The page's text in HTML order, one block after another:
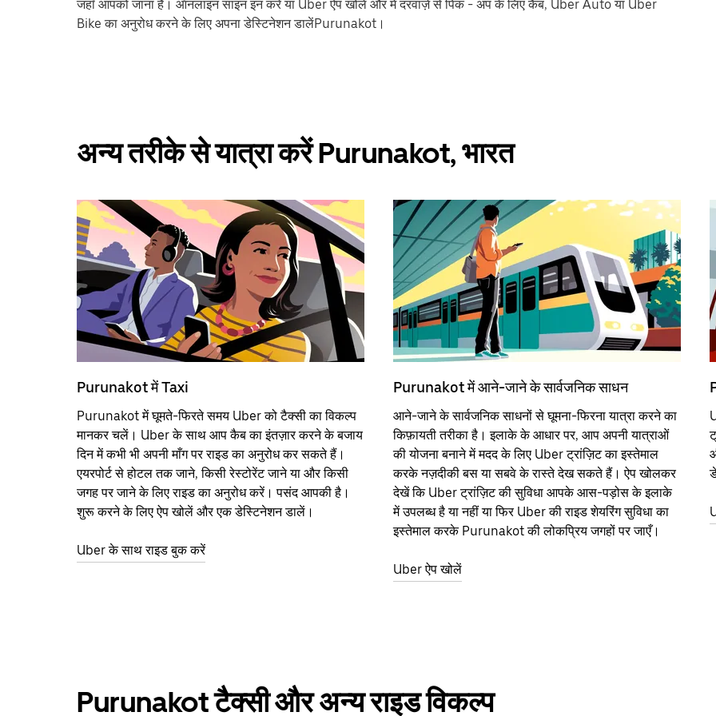
जहाँ आपको जाना है। ऑनलाइन साइन इन करें या Uber ऐप खोलें और में दरवाज़े से पिक - अप के लिए कैब, Uber Auto या Uber
Bike का अनुरोध करने के लिए अपना डेस्टिनेशन डालेंPurunakot।
अन्य तरीके से यात्रा करें Purunakot, भारत
Purunakot में Taxi
Purunakot में घूमते-फिरते समय Uber को टैक्सी का विकल्प
मानकर चलें। Uber के साथ आप कैब का इंतज़ार करने के बजाय
दिन में कभी भी अपनी माँग पर राइड का अनुरोध कर सकते हैं।
एयरपोर्ट से होटल तक जाने, किसी रेस्टोरेंट जाने या और किसी
जगह पर जाने के लिए राइड का अनुरोध करें। पसंद आपकी है।
शुरू करने के लिए ऐप खोलें और एक डेस्टिनेशन डालें।
Uber के साथ राइड बुक करें
Purunakot में आने-जाने के सार्वजनिक साधन
आने-जाने के सार्वजनिक साधनों से घूमना-फिरना यात्रा करने का
किफ़ायती तरीका है। इलाके के आधार पर, आप अपनी यात्राओं
की योजना बनाने में मदद के लिए Uber ट्रांज़िट का इस्तेमाल
करके नज़दीकी बस या सबवे के रास्ते देख सकते हैं। ऐप खोलकर
देखें कि Uber ट्रांज़िट की सुविधा आपके आस-पड़ोस के इलाके
में उपलब्ध है या नहीं या फिर Uber की राइड शेयरिंग सुविधा का
इस्तेमाल करके Purunakot की लोकप्रिय जगहों पर जाएँ।
Uber ऐप खोलें
Purunakot टैक्सी और अन्य राइड विकल्प